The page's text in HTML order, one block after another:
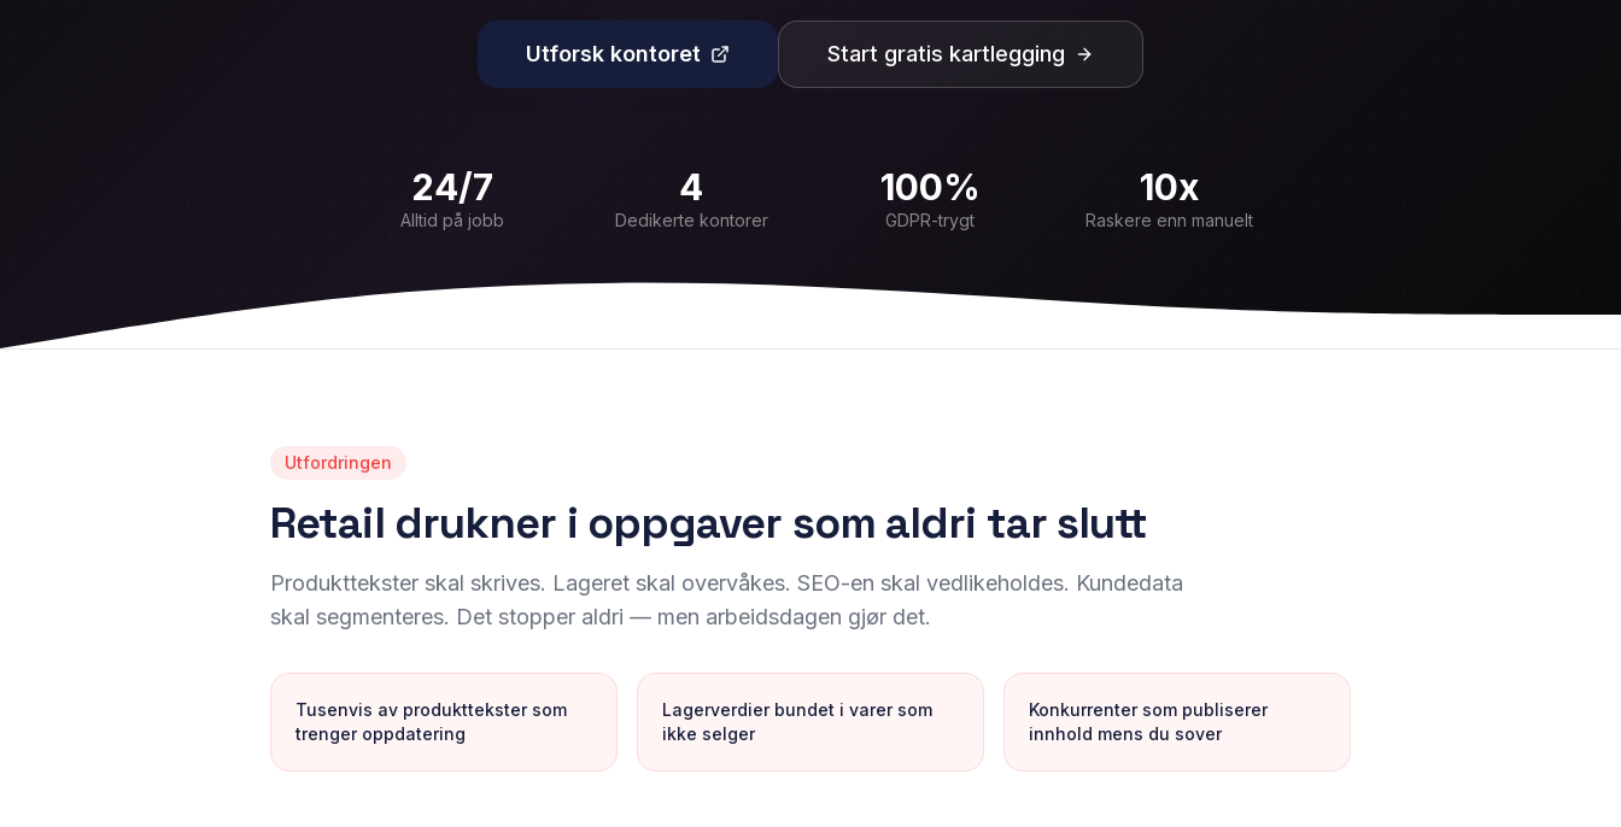
Utforsk kontoret Start gratis kartlegging
24/7
Alltid på jobb
4
Dedikerte kontorer
100%
GDPR-trygt
10x
Raskere enn manuelt
Utfordringen
Retail drukner i oppgaver som aldri tar slutt
Produkttekster skal skrives. Lageret skal overvåkes. SEO-en skal vedlikeholdes. Kundedata
skal segmenteres. Det stopper aldri — men arbeidsdagen gjør det.
Tusenvis av produkttekster som
trenger oppdatering
Lagerverdier bundet i varer som
ikke selger
Konkurrenter som publiserer
innhold mens du sover